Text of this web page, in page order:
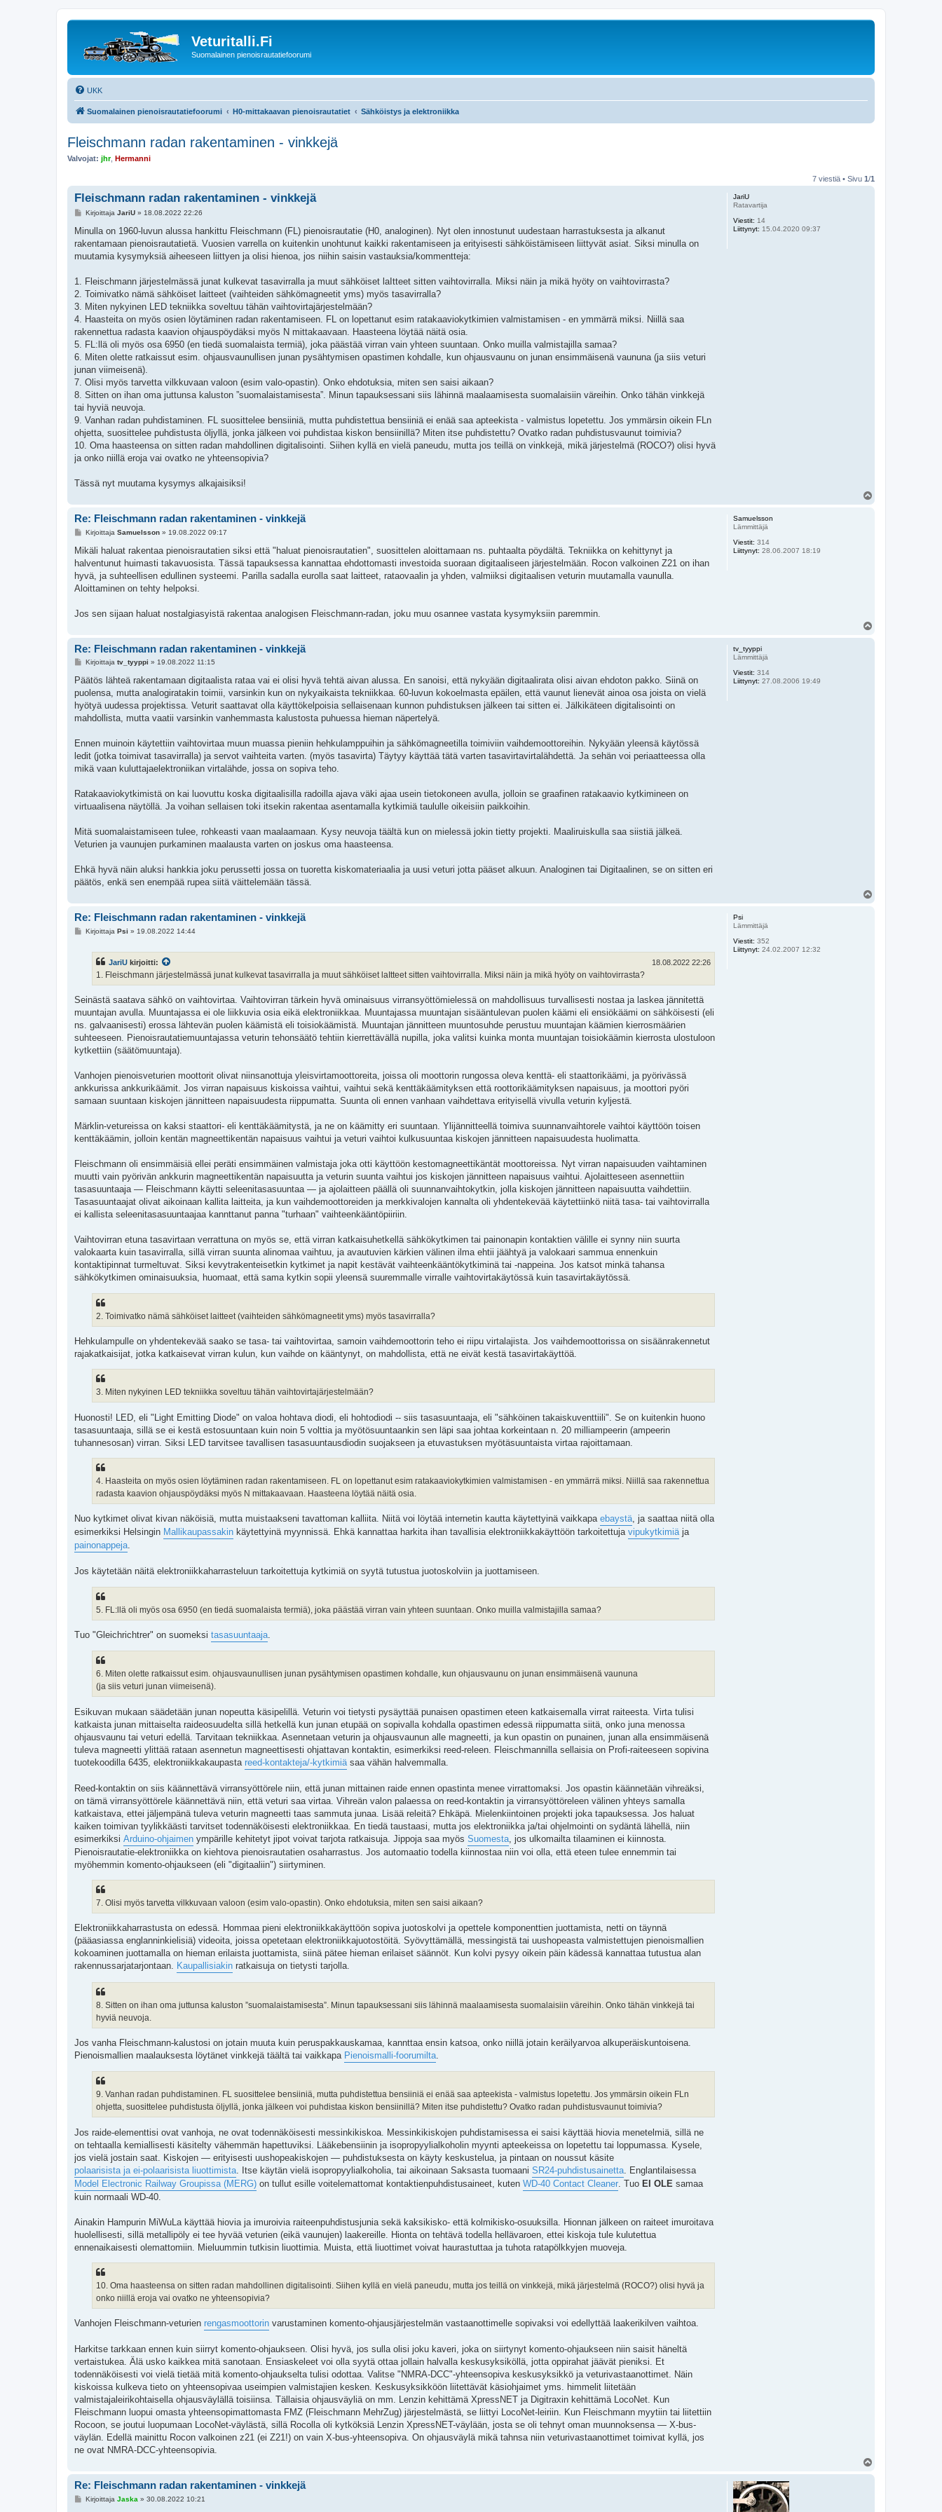
Veturitalli.Fi
Suomalainen pienoisrautatiefoorumi
UKK
Suomalainen pienoisrautatiefoorumi H0-mittakaavan pienoisrautatiet Sähköistys ja elektroniikka
Fleischmann radan rakentaminen - vinkkejä
Valvojat: jhr, Hermanni
7 viestiä • Sivu 1/1
JariU
Ratavartija
Viestit: 14
Liittynyt: 15.04.2020 09:37
Fleischmann radan rakentaminen - vinkkejä
V
e
t
i
Kirjoittaja JariU» 18.08.2022 22:26
Minulla on 1960-luvun alussa hankittu Fleischmann (FL) pienoisrautatie (H0, analoginen). Nyt olen innostunut uudestaan harrastuksesta ja alkanut
rakentamaan pienoisrautatietä. Vuosien varrella on kuitenkin unohtunut kaikki rakentamiseen ja erityisesti sähköistämiseen liittyvät asiat. Siksi minulla on
muutamia kysymyksiä aiheeseen liittyen ja olisi hienoa, jos niihin saisin vastauksia/kommentteja:
1. Fleischmann järjestelmässä junat kulkevat tasavirralla ja muut sähköiset laItteet sitten vaihtovirralla. Miksi näin ja mikä hyöty on vaihtovirrasta?
2. Toimivatko nämä sähköiset laitteet (vaihteiden sähkömagneetit yms) myös tasavirralla?
3. Miten nykyinen LED tekniikka soveltuu tähän vaihtovirtajärjestelmään?
4. Haasteita on myös osien löytäminen radan rakentamiseen. FL on lopettanut esim ratakaaviokytkimien valmistamisen - en ymmärrä miksi. Niillä saa
rakennettua radasta kaavion ohjauspöydäksi myös N mittakaavaan. Haasteena löytää näitä osia.
5. FL:llä oli myös osa 6950 (en tiedä suomalaista termiä), joka päästää virran vain yhteen suuntaan. Onko muilla valmistajilla samaa?
6. Miten olette ratkaissut esim. ohjausvaunullisen junan pysähtymisen opastimen kohdalle, kun ohjausvaunu on junan ensimmäisenä vaununa (ja siis veturi
junan viimeisenä).
7. Olisi myös tarvetta vilkkuvaan valoon (esim valo-opastin). Onko ehdotuksia, miten sen saisi aikaan?
8. Sitten on ihan oma juttunsa kaluston ”suomalaistamisesta”. Minun tapauksessani siis lähinnä maalaamisesta suomalaisiin väreihin. Onko tähän vinkkejä
tai hyviä neuvoja.
9. Vanhan radan puhdistaminen. FL suosittelee bensiiniä, mutta puhdistettua bensiiniä ei enää saa apteekista - valmistus lopetettu. Jos ymmärsin oikein FLn
ohjetta, suosittelee puhdistusta öljyllä, jonka jälkeen voi puhdistaa kiskon bensiinillä? Miten itse puhdistettu? Ovatko radan puhdistusvaunut toimivia?
10. Oma haasteensa on sitten radan mahdollinen digitalisointi. Siihen kyllä en vielä paneudu, mutta jos teillä on vinkkejä, mikä järjestelmä (ROCO?) olisi hyvä
ja onko niillä eroja vai ovatko ne yhteensopivia?
Tässä nyt muutama kysymys alkajaisiksi!
Samuelsson
Lämmittäjä
Viestit: 314
Liittynyt: 28.06.2007 18:19
Re: Fleischmann radan rakentaminen - vinkkejä
V
e
t
i
Kirjoittaja Samuelsson» 19.08.2022 09:17
Mikäli haluat rakentaa pienoisrautatien siksi että "haluat pienoisrautatien", suosittelen aloittamaan ns. puhtaalta pöydältä. Tekniikka on kehittynyt ja
halventunut huimasti takavuosista. Tässä tapauksessa kannattaa ehdottomasti investoida suoraan digitaaliseen järjestelmään. Rocon valkoinen Z21 on ihan
hyvä, ja suhteellisen edullinen systeemi. Parilla sadalla eurolla saat laitteet, rataovaalin ja yhden, valmiiksi digitaalisen veturin muutamalla vaunulla.
Aloittaminen on tehty helpoksi.
Jos sen sijaan haluat nostalgiasyistä rakentaa analogisen Fleischmann-radan, joku muu osannee vastata kysymyksiin paremmin.
tv_tyyppi
Lämmittäjä
Viestit: 314
Liittynyt: 27.08.2006 19:49
Re: Fleischmann radan rakentaminen - vinkkejä
V
e
t
i
Kirjoittaja tv_tyyppi » 19.08.2022 11:15
Päätös lähteä rakentamaan digitaalista rataa vai ei olisi hyvä tehtä aivan alussa. En sanoisi, että nykyään digitaalirata olisi aivan ehdoton pakko. Siinä on
puolensa, mutta analogiratakin toimii, varsinkin kun on nykyaikaista tekniikkaa. 60-luvun kokoelmasta epäilen, että vaunut lienevät ainoa osa joista on vielä
hyötyä uudessa projektissa. Veturit saattavat olla käyttökelpoisia sellaisenaan kunnon puhdistuksen jälkeen tai sitten ei. Jälkikäteen digitalisointi on
mahdollista, mutta vaatii varsinkin vanhemmasta kalustosta puhuessa hieman näpertelyä.
Ennen muinoin käytettiin vaihtovirtaa muun muassa pieniin hehkulamppuihin ja sähkömagneetilla toimiviin vaihdemoottoreihin. Nykyään yleensä käytössä
ledit (jotka toimivat tasavirralla) ja servot vaihteita varten. (myös tasavirta) Täytyy käyttää tätä varten tasavirtavirtalähdettä. Ja sehän voi periaatteessa olla
mikä vaan kuluttajaelektroniikan virtalähde, jossa on sopiva teho.
Ratakaaviokytkimistä on kai luovuttu koska digitaalisilla radoilla ajava väki ajaa usein tietokoneen avulla, jolloin se graafinen ratakaavio kytkimineen on
virtuaalisena näytöllä. Ja voihan sellaisen toki itsekin rakentaa asentamalla kytkimiä taululle oikeisiin paikkoihin.
Mitä suomalaistamiseen tulee, rohkeasti vaan maalaamaan. Kysy neuvoja täältä kun on mielessä jokin tietty projekti. Maaliruiskulla saa siistiä jälkeä.
Veturien ja vaunujen purkaminen maalausta varten on joskus oma haasteensa.
Ehkä hyvä näin aluksi hankkia joku perussetti jossa on tuoretta kiskomateriaalia ja uusi veturi jotta pääset alkuun. Analoginen tai Digitaalinen, se on sitten eri
päätös, enkä sen enempää rupea siitä väittelemään tässä.
Psi
Lämmittäjä
Viestit: 352
Liittynyt: 24.02.2007 12:32
Re: Fleischmann radan rakentaminen - vinkkejä
VKirjoittaja Psi » 19.08.2022 14:44
JariU kirjoitti: 18.08.2022 22:26
1. Fleischmann järjestelmässä junat kulkevat tasavirralla ja muut sähköiset laItteet sitten vaihtovirralla. Miksi näin ja mikä hyöty on vaihtovirrasta?
Seinästä saatava sähkö on vaihtovirtaa. Vaihtovirran tärkein hyvä ominaisuus virransyöttömielessä on mahdollisuus turvallisesti nostaa ja laskea jännitettä
muuntajan avulla. Muuntajassa ei ole liikkuvia osia eikä elektroniikkaa. Muuntajassa muuntajan sisääntulevan puolen käämi eli ensiökäämi on sähköisesti (eli
ns. galvaanisesti) erossa lähtevän puolen käämistä eli toisiokäämistä. Muuntajan jännitteen muuntosuhde perustuu muuntajan käämien kierrosmäärien
suhteeseen. Pienoisrautatiemuuntajassa veturin tehonsäätö tehtiin kierrettävällä nupilla, joka valitsi kuinka monta muuntajan toisiokäämin kierrosta ulostuloon
kytkettiin (säätömuuntaja).
Vanhojen pienoisveturien moottorit olivat niinsanottuja yleisvirtamoottoreita, joissa oli moottorin rungossa oleva kenttä- eli staattorikäämi, ja pyörivässä
ankkurissa ankkurikäämit. Jos virran napaisuus kiskoissa vaihtui, vaihtui sekä kenttäkäämityksen että roottorikäämityksen napaisuus, ja moottori pyöri
samaan suuntaan kiskojen jännitteen napaisuudesta riippumatta. Suunta oli ennen vanhaan vaihdettava erityisellä vivulla veturin kyljestä.
Märklin-vetureissa on kaksi staattori- eli kenttäkäämitystä, ja ne on käämitty eri suuntaan. Ylijännitteellä toimiva suunnanvaihtorele vaihtoi käyttöön toisen
kenttäkäämin, jolloin kentän magneettikentän napaisuus vaihtui ja veturi vaihtoi kulkusuuntaa kiskojen jännitteen napaisuudesta huolimatta.
Fleischmann oli ensimmäisiä ellei peräti ensimmäinen valmistaja joka otti käyttöön kestomagneettikäntät moottoreissa. Nyt virran napaisuuden vaihtaminen
muutti vain pyörivän ankkurin magneettikentän napaisuutta ja veturin suunta vaihtui jos kiskojen jännitteen napaisuus vaihtui. Ajolaitteseen asennettiin
tasasuuntaaja — Fleischmann käytti seleenitasasuuntaa — ja ajolaitteen päällä oli suunnanvaihtokytkin, jolla kiskojen jännitteen napaisuutta vaihdettiin.
Tasasuuntaajat olivat aikoinaan kallita laitteita, ja kun vaihdemoottoreiden ja merkkivalojen kannalta oli yhdentekevää käytettiinkö niitä tasa- tai vaihtovirralla
ei kallista seleenitasasuuntaajaa kannttanut panna "turhaan" vaihteenkääntöpiiriin.
Vaihtovirran etuna tasavirtaan verrattuna on myös se, että virran katkaisuhetkellä sähkökytkimen tai painonapin kontaktien välille ei synny niin suurta
valokaarta kuin tasavirralla, sillä virran suunta alinomaa vaihtuu, ja avautuvien kärkien välinen ilma ehtii jäähtyä ja valokaari sammua ennenkuin
kontaktipinnat turmeltuvat. Siksi kevytrakenteisetkin kytkimet ja napit kestävät vaihteenkääntökytkiminä tai -nappeina. Jos katsot minkä tahansa
sähkökytkimen ominaisuuksia, huomaat, että sama kytkin sopii yleensä suuremmalle virralle vaihtovirtakäytössä kuin tasavirtakäytössä.
2. Toimivatko nämä sähköiset laitteet (vaihteiden sähkömagneetit yms) myös tasavirralla?
Hehkulampulle on yhdentekevää saako se tasa- tai vaihtovirtaa, samoin vaihdemoottorin teho ei riipu virtalajista. Jos vaihdemoottorissa on sisäänrakennetut
rajakatkaisijat, jotka katkaisevat virran kulun, kun vaihde on kääntynyt, on mahdollista, että ne eivät kestä tasavirtakäyttöä.
3. Miten nykyinen LED tekniikka soveltuu tähän vaihtovirtajärjestelmään?
Huonosti! LED, eli "Light Emitting Diode" on valoa hohtava diodi, eli hohtodiodi -- siis tasasuuntaaja, eli "sähköinen takaiskuventtiili". Se on kuitenkin huono
tasasuuntaaja, sillä se ei kestä estosuuntaan kuin noin 5 volttia ja myötösuuntaankin sen läpi saa johtaa korkeintaan n. 20 milliampeerin (ampeerin
tuhannesosan) virran. Siksi LED tarvitsee tavallisen tasasuuntausdiodin suojakseen ja etuvastuksen myötäsuuntaista virtaa rajoittamaan.
4. Haasteita on myös osien löytäminen radan rakentamiseen. FL on lopettanut esim ratakaaviokytkimien valmistamisen - en ymmärrä miksi. Niillä saa rakennettua
radasta kaavion ohjauspöydäksi myös N mittakaavaan. Haasteena löytää näitä osia.
Nuo kytkimet olivat kivan näköisiä, mutta muistaakseni tavattoman kalliita. Niitä voi löytää internetin kautta käytettyinä vaikkapa ebaystä, ja saattaa niitä olla
esimerkiksi Helsingin Mallikaupassakin käytettyinä myynnissä. Ehkä kannattaa harkita ihan tavallisia elektroniikkakäyttöön tarkoitettuja vipukytkimiäja
painonappeja.
Jos käytetään näitä elektroniikkaharrasteluun tarkoitettuja kytkimiä on syytä tutustua juotoskolviin ja juottamiseen.
5. FL:llä oli myös osa 6950 (en tiedä suomalaista termiä), joka päästää virran vain yhteen suuntaan. Onko muilla valmistajilla samaa?
Tuo "Gleichrichtrer" on suomeksi tasasuuntaaja.
6. Miten olette ratkaissut esim. ohjausvaunullisen junan pysähtymisen opastimen kohdalle, kun ohjausvaunu on junan ensimmäisenä vaununa
(ja siis veturi junan viimeisenä).
Esikuvan mukaan säädetään junan nopeutta käsipelillä. Veturin voi tietysti pysäyttää punaisen opastimen eteen katkaisemalla virrat raiteesta. Virta tulisi
katkaista junan mittaiselta raideosuudelta sillä hetkellä kun junan etupää on sopivalla kohdalla opastimen edessä riippumatta siitä, onko juna menossa
ohjausvaunu tai veturi edellä. Tarvitaan tekniikkaa. Asennetaan veturin ja ohjausvaunun alle magneetti, ja kun opastin on punainen, junan alla ensimmäisenä
tuleva magneetti ylittää rataan asennetun magneettisesti ohjattavan kontaktin, esimerkiksi reed-releen. Fleischmannilla sellaisia on Profi-raiteeseen sopivina
tuotekoodilla 6435, elektroniikkakaupasta reed-kontakteja/-kytkimiä saa vähän halvemmalla.
Reed-kontaktin on siis käännettävä virransyöttörele niin, että junan mittainen raide ennen opastinta menee virrattomaksi. Jos opastin käännetään vihreäksi,
on tämä virransyöttörele käännettävä niin, että veturi saa virtaa. Vihreän valon palaessa on reed-kontaktin ja virransyöttöreleen välinen yhteys samalla
katkaistava, ettei jäljempänä tuleva veturin magneetti taas sammuta junaa. Lisää releitä? Ehkäpä. Mielenkiintoinen projekti joka tapauksessa. Jos haluat
kaiken toimivan tyylikkäästi tarvitset todennäköisesti elektroniikkaa. En tiedä taustaasi, mutta jos elektroniikka ja/tai ohjelmointi on sydäntä lähellä, niin
esimerkiksi Arduino-ohjaimen ympärille kehitetyt jipot voivat tarjota ratkaisuja. Jippoja saa myös Suomesta , jos ulkomailta tilaaminen ei kiinnosta.
Pienoisrautatie-elektroniikka on kiehtova pienoisrautatien osaharrastus. Jos automaatio todella kiinnostaa niin voi olla, että eteen tulee ennemmin tai
myöhemmin komento-ohjaukseen (eli "digitaaliin") siirtyminen.
7. Olisi myös tarvetta vilkkuvaan valoon (esim valo-opastin). Onko ehdotuksia, miten sen saisi aikaan?
Elektroniikkaharrastusta on edessä. Hommaa pieni elektroniikkakäyttöön sopiva juotoskolvi ja opettele komponenttien juottamista, netti on täynnä
(pääasiassa englanninkielisiä) videoita, joissa opetetaan elektroniikkajuotostöitä. Syövyttämällä, messingistä tai uushopeasta valmistettujen pienoismallien
kokoaminen juottamalla on hieman erilaista juottamista, siinä pätee hieman erilaiset säännöt. Kun kolvi pysyy oikein päin kädessä kannattaa tutustua alan
rakennussarjatarjontaan. Kaupallisiakin ratkaisuja on tietysti tarjolla.
8. Sitten on ihan oma juttunsa kaluston ”suomalaistamisesta”. Minun tapauksessani siis lähinnä maalaamisesta suomalaisiin väreihin. Onko tähän vinkkejä tai
hyviä neuvoja.
Jos vanha Fleischmann-kalustosi on jotain muuta kuin peruspakkauskamaa, kannttaa ensin katsoa, onko niillä jotain keräilyarvoa alkuperäiskuntoisena.
Pienoismallien maalauksesta löytänet vinkkejä täältä tai vaikkapa Pienoismalli-foorumilta.
9. Vanhan radan puhdistaminen. FL suosittelee bensiiniä, mutta puhdistettua bensiiniä ei enää saa apteekista - valmistus lopetettu. Jos ymmärsin oikein FLn
ohjetta, suosittelee puhdistusta öljyllä, jonka jälkeen voi puhdistaa kiskon bensiinillä? Miten itse puhdistettu? Ovatko radan puhdistusvaunut toimivia?
Jos raide-elementtisi ovat vanhoja, ne ovat todennäköisesti messinkikiskoa. Messinkikiskojen puhdistamisessa ei saisi käyttää hiovia menetelmiä, sillä ne
on tehtaalla kemiallisesti käsitelty vähemmän hapettuviksi. Lääkebensiinin ja isopropyylialkoholin myynti apteekeissa on lopetettu tai loppumassa. Kysele,
jos vielä jostain saat. Kiskojen — erityisesti uushopeakiskojen — puhdistuksesta on käyty keskustelua, ja pintaan on noussut käsite
polaarisista ja ei-polaarisista liuottimista . Itse käytän vielä isopropyylialkoholia, tai aikoinaan Saksasta tuomaani SR24-puhdistusainetta . Englantilaisessa
Model Electronic Railway Groupissa (MERG) on tullut esille voitelemattomat kontaktienpuhdistusaineet, kuten WD-40 Contact Cleaner . Tuo EI OLE samaa
kuin normaali WD-40.
Ainakin Hampurin MiWuLa käyttää hiovia ja imuroivia raiteenpuhdistusjunia sekä kaksikisko- että kolmikisko-osuuksilla. Hionnan jälkeen on raiteet imuroitava
huolellisesti, sillä metallipöly ei tee hyvää veturien (eikä vaunujen) laakereille. Hionta on tehtävä todella hellävaroen, ettei kiskoja tule kulutettua
ennenaikaisesti olemattomiin. Mieluummin tutkisin liuottimia. Muista, että liuottimet voivat haurastuttaa ja tuhota ratapölkkyjen muoveja.
10. Oma haasteensa on sitten radan mahdollinen digitalisointi. Siihen kyllä en vielä paneudu, mutta jos teillä on vinkkejä, mikä järjestelmä (ROCO?) olisi hyvä ja
onko niillä eroja vai ovatko ne yhteensopivia?
Vanhojen Fleischmann-veturien rengasmoottorin varustaminen komento-ohjausjärjestelmän vastaanottimelle sopivaksi voi edellyttää laakerikilven vaihtoa.
Harkitse tarkkaan ennen kuin siirryt komento-ohjaukseen. Olisi hyvä, jos sulla olisi joku kaveri, joka on siirtynyt komento-ohjaukseen niin saisit häneltä
vertaistukea. Älä usko kaikkea mitä sanotaan. Ensiaskeleet voi olla syytä ottaa jollain halvalla keskusyksiköllä, jotta oppirahat jäävät pieniksi. Et
todennäköisesti voi vielä tietää mitä komento-ohjaukselta tulisi odottaa. Valitse "NMRA-DCC"-yhteensopiva keskusyksikkö ja veturivastaanottimet. Näin
kiskoissa kulkeva tieto on yhteensopivaa useimpien valmistajien kesken. Keskusyksikköön liitettävät käsiohjaimet yms. himmelit liitetään
valmistajaleirikohtaisella ohjausväylällä toisiinsa. Tällaisia ohjausväyliä on mm. Lenzin kehittämä XpressNET ja Digitraxin kehittämä LocoNet. Kun
Fleischmann luopui omasta yhteensopimattomasta FMZ (Fleischmann MehrZug) järjestelmästä, se liittyi LocoNet-leiriin. Kun Fleischmann myytiin tai liitettiin
Rocoon, se joutui luopumaan LocoNet-väylästä, sillä Rocolla oli kytköksiä Lenzin XpressNET-väylään, josta se oli tehnyt oman muunnoksensa — X-bus-
väylän. Edellä mainittu Rocon valkoinen z21 (ei Z21!) on vain X-bus-yhteensopiva. On ohjausväylä mikä tahnsa niin veturivastaanottimet toimivat kyllä, jos
ne ovat NMRA-DCC-yhteensopivia.
Re: Fleischmann radan rakentaminen - vinkkejä
VKirjoittaja Jaska » 30.08.2022 10:21